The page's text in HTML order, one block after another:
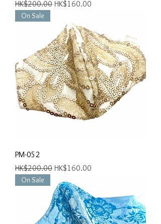
一般價格
HK$200.00 促銷價格
HK$160.00
On Sale
PM-052
一般價格
HK$200.00 促銷價格
HK$160.00
On Sale